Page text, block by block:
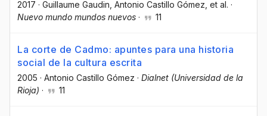
2017 · Guillaume Gaudin , Antonio Castillo Gómez , et al. ·
Nuevo mundo mundos nuevos · 11
La corte de Cadmo: apuntes para una historia
social de la cultura escrita
2005 · Antonio Castillo Gómez · Dialnet (Universidad de la
Rioja) · 11